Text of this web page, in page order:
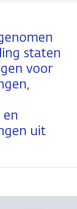
staten
voor
en
uit